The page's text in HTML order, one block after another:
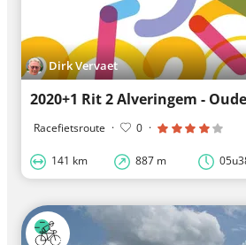
Dirk Vervaet
2020+1 Rit 2 Alveringem -
Racefietsroute · 0 ·
141 km 887 m